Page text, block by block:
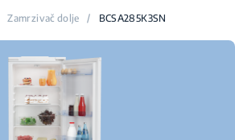
Zamrzivač dolje / BCSA285K3SN